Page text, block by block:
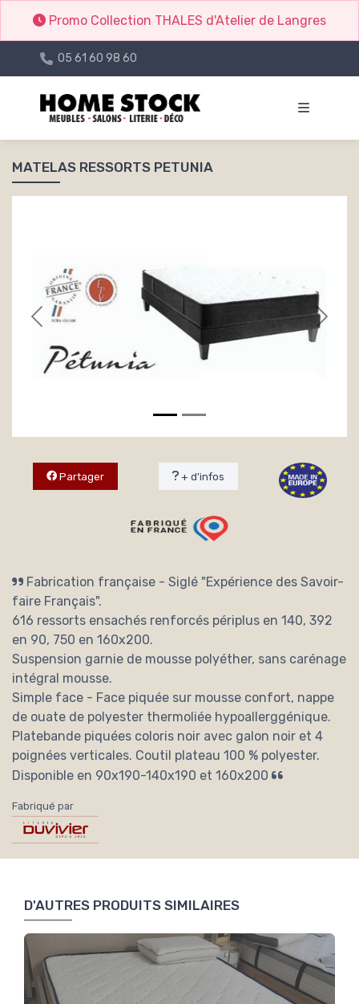
Promo Collection THALES d'Atelier de Langres
05 61 60 98 60
MATELAS RESSORTS PETUNIA
Partager + d'infos
Fabrication française - Siglé "Expérience des Savoir-
faire Français".
616 ressorts ensachés renforcés périplus en 140, 392
en 90, 750 en 160x200.
Suspension garnie de mousse polyéther, sans carénage
intégral mousse.
Simple face - Face piquée sur mousse confort, nappe
de ouate de polyester thermoliée hypoallerggénique.
Platebande piquées coloris noir avec galon noir et 4
poignées verticales. Coutil plateau 100 % polyester.
Disponible en 90x190-140x190 et 160x200
Fabriqué par
D'AUTRES PRODUITS SIMILAIRES